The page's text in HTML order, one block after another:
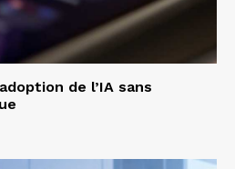
de l’IA sans